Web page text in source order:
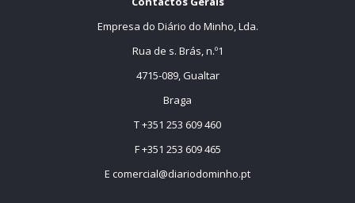
Empresa do Diário do Minho, Lda.
Rua de s. Brás, n.º1
4715-089, Gualtar
Braga
T +351 253 609 460
F +351 253 609 465
E comercial@diariodominho.pt